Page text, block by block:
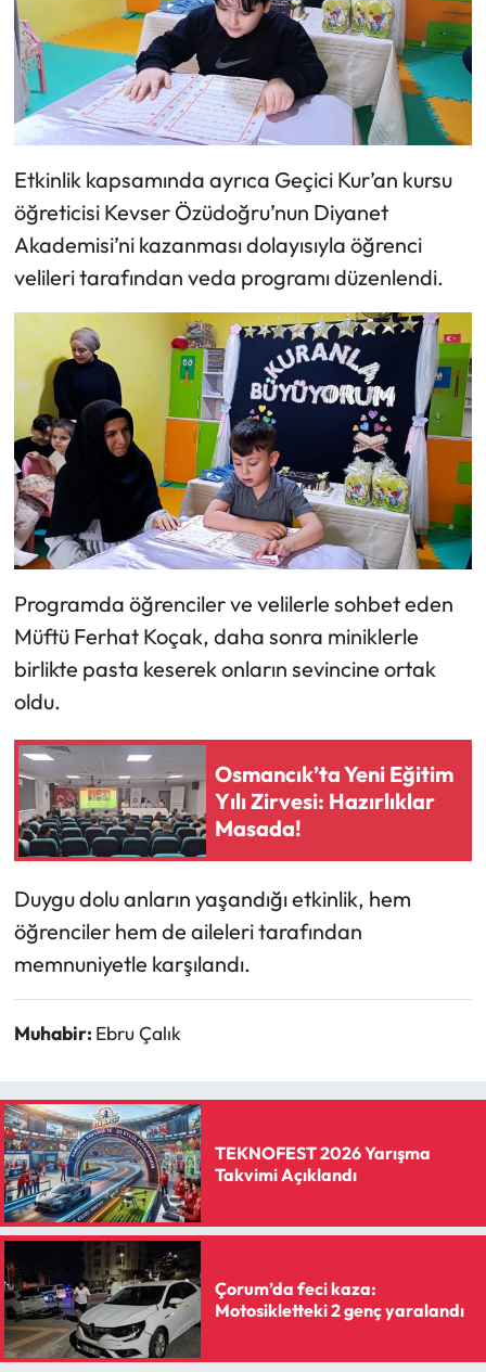
Etkinlik kapsamında ayrıca Geçici Kur’an kursu
öğreticisi Kevser Özüdoğru’nun Diyanet
Akademisi’ni kazanması dolayısıyla öğrenci
velileri tarafından veda programı düzenlendi.
Programda öğrenciler ve velilerle sohbet eden
Müftü Ferhat Koçak, daha sonra miniklerle
birlikte pasta keserek onların sevincine ortak
oldu.
Osmancık’ta Yeni Eğitim
Yılı Zirvesi: Hazırlıklar
Masada!
Duygu dolu anların yaşandığı etkinlik, hem
öğrenciler hem de aileleri tarafından
memnuniyetle karşılandı.
Muhabir: Ebru Çalık
TEKNOFEST 2026 Yarışma
Takvimi Açıklandı
Çorum’da feci kaza:
Motosikletteki 2 genç yaralandı
Oğuzlar Haberleri
Ortaköy Haberleri
Osmancık Haberleri
Otomotiv
Resmi İlan
Sağlık
Siyaset
Spor
Sungurlu Haberleri
Turizm
Uğurludağ Haberleri
Yaşam
Yayla Haber
Yemek Tarifleri
Yerel Haberler